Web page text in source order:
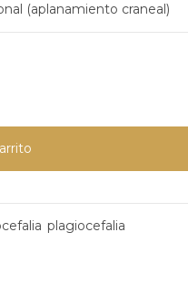
(aplanamiento craneal)
plagiocefalia